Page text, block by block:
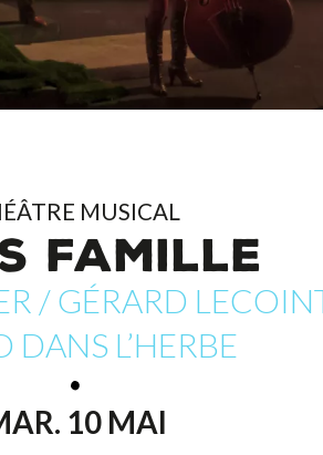
MUSICAL
FAMILLE
/ GÉRARD
DANS L’HERBE
10 MAI